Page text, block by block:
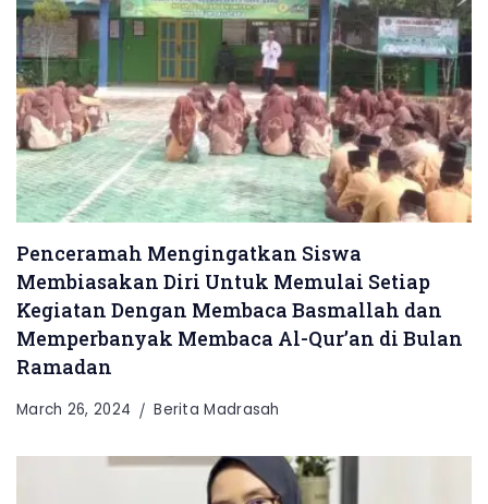
Penceramah Mengingatkan Siswa
Membiasakan Diri Untuk Memulai Setiap
Kegiatan Dengan Membaca Basmallah dan
Memperbanyak Membaca Al-Qur’an di Bulan
Ramadan
March 26, 2024 Berita Madrasah